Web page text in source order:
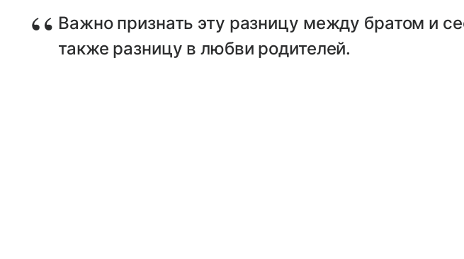
Важно признать эту разницу между братом и
также разницу в любви родителей.